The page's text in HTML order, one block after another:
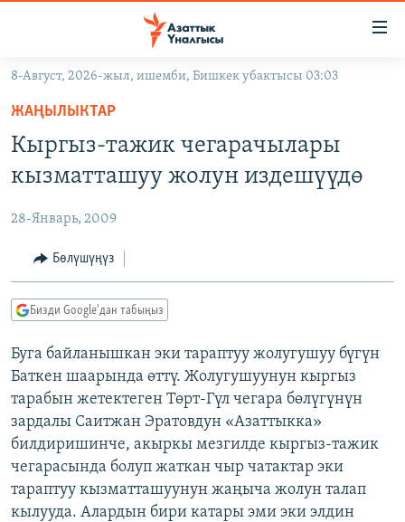
Навигацияга
өтүңүз
Издөөгө
салыңызКЫРГЫЗСТАН
ЭКОНОМИКА
МАДАНИЯТ
ДҮЙНӨ
БОРБОР АЗИЯ
АТАЙЫН ИЛИКТӨӨ
ТВ ПРОГРАММАЛАР
ЭКСПЕРТТЕР ТАЛДАЙТ
БИЗ ЖАНА ДҮЙНӨ
ДАНИСТЕ
ЭЖЕ-СИҢДИЛЕР
АЗАТТЫК+
ЫҢГАЙСЫЗ СУРООЛОР
ӨЗГӨЧӨ ПИКИР
Русский
ОНЛАЙН ШЕРИНЕ
8-Август, 2026-жыл, ишемби, Бишкек убактысы 03:03
ЖАҢЫЛЫКТАР
Кыргыз-тажик чегарачылары
кызматташуу жолун издешүүдө
28-Январь, 2009
Бөлүшүңүз
Бизди Google'дан табыңыз
Буга байланышкан эки тараптуу жолугушуу бүгүн
Баткен шаарында өттү. Жолугушуунун кыргыз
тарабын жетектеген Төрт-Гүл чегара бөлүгүнүн
зардалы Саитжан Эратовдун «Азаттыкка»
билдиришинче, акыркы мезгилде кыргыз-тажик
чегарасында болуп жаткан чыр чатактар эки
тараптуу кызматташуунун жаңыча жолун талап
кылууда. Алардын бири катары эми эки элдин